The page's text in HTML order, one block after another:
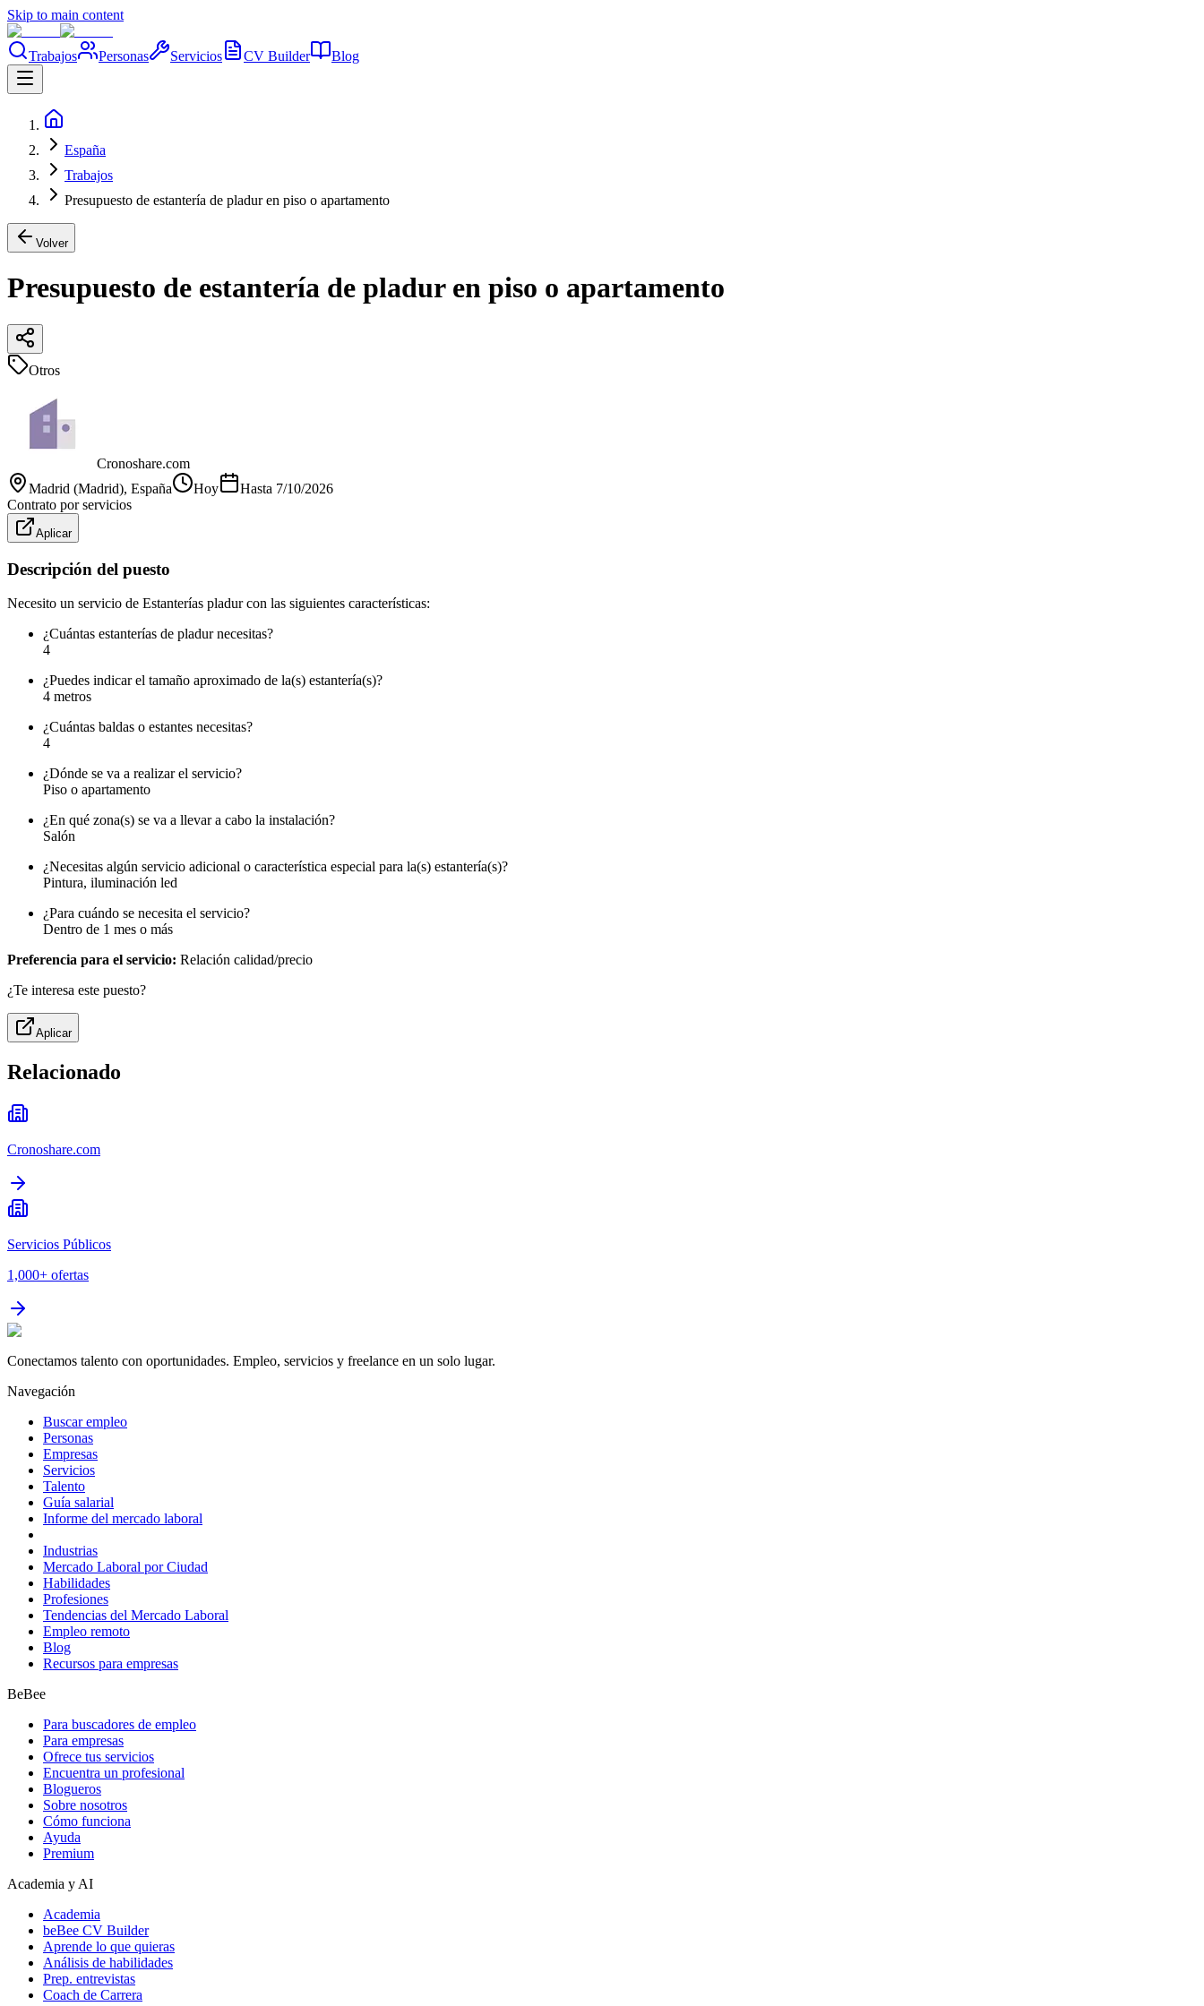
Skip to main content
Trabajos Personas Servicios CV Builder Blog
España
Trabajos
Presupuesto de estantería de pladur en piso o apartamento
Volver
Presupuesto de estantería de pladur en piso o apartamento
Otros
Cronoshare.com
Madrid (Madrid), España Hoy Hasta 7/10/2026
Contrato por servicios
Aplicar
Descripción del puesto
Necesito un servicio de Estanterías pladur con las siguientes características:
¿Cuántas estanterías de pladur necesitas?
4
¿Puedes indicar el tamaño aproximado de la(s) estantería(s)?
4 metros
¿Cuántas baldas o estantes necesitas?
4
¿Dónde se va a realizar el servicio?
Piso o apartamento
¿En qué zona(s) se va a llevar a cabo la instalación?
Salón
¿Necesitas algún servicio adicional o característica especial para la(s) estantería(s)?
Pintura, iluminación led
¿Para cuándo se necesita el servicio?
Dentro de 1 mes o más
Preferencia para el servicio: Relación calidad/precio
¿Te interesa este puesto?
Aplicar
Relacionado
Cronoshare.com
Servicios Públicos
1,000+ ofertas
Conectamos talento con oportunidades. Empleo, servicios y freelance en un solo lugar.
Navegación
Buscar empleo
Personas
Empresas
Servicios
Talento
Guía salarial
Informe del mercado laboral
Industrias
Mercado Laboral por Ciudad
Habilidades
Profesiones
Tendencias del Mercado Laboral
Empleo remoto
Blog
Recursos para empresas
BeBee
Para buscadores de empleo
Para empresas
Ofrece tus servicios
Encuentra un profesional
Blogueros
Sobre nosotros
Cómo funciona
Ayuda
Premium
Academia y AI
Academia
beBee CV Builder
Aprende lo que quieras
Análisis de habilidades
Prep. entrevistas
Coach de Carrera